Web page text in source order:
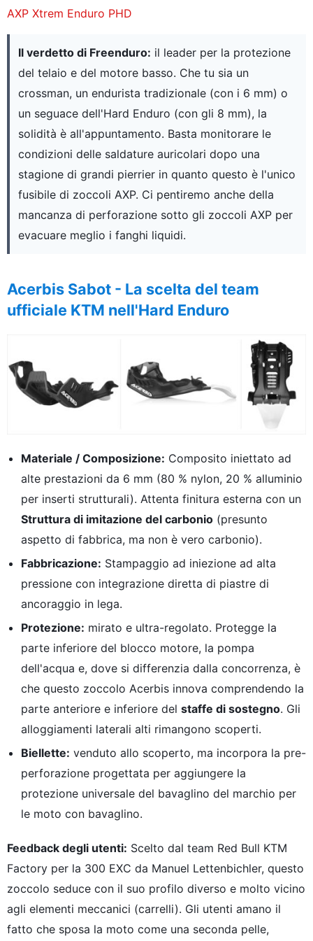
AXP Xtrem Enduro PHD
Il verdetto di Freenduro: il leader per la protezione
del telaio e del motore basso. Che tu sia un
crossman, un endurista tradizionale (con i 6 mm) o
un seguace dell'Hard Enduro (con gli 8 mm), la
solidità è all'appuntamento. Basta monitorare le
condizioni delle saldature auricolari dopo una
stagione di grandi pierrier in quanto questo è l'unico
fusibile di zoccoli AXP. Ci pentiremo anche della
mancanza di perforazione sotto gli zoccoli AXP per
evacuare meglio i fanghi liquidi.
Acerbis Sabot - La scelta del team
ufficiale KTM nell'Hard Enduro
Materiale / Composizione: Composito iniettato ad
alte prestazioni da 6 mm (80 % nylon, 20 % alluminio
per inserti strutturali). Attenta finitura esterna con un
Struttura di imitazione del carbonio (presunto
aspetto di fabbrica, ma non è vero carbonio).
Fabbricazione: Stampaggio ad iniezione ad alta
pressione con integrazione diretta di piastre di
ancoraggio in lega.
Protezione: mirato e ultra-regolato. Protegge la
parte inferiore del blocco motore, la pompa
dell'acqua e, dove si differenzia dalla concorrenza, è
che questo zoccolo Acerbis innova comprendendo la
parte anteriore e inferiore del staffe di sostegno. Gli
alloggiamenti laterali alti rimangono scoperti.
Biellette: venduto allo scoperto, ma incorpora la pre-
perforazione progettata per aggiungere la
protezione universale del bavaglino del marchio per
le moto con bavaglino.
Feedback degli utenti: Scelto dal team Red Bull KTM
Factory per la 300 EXC da Manuel Lettenbichler, questo
zoccolo seduce con il suo profilo diverso e molto vicino
agli elementi meccanici (carrelli). Gli utenti amano il
fatto che sposa la moto come una seconda pelle,